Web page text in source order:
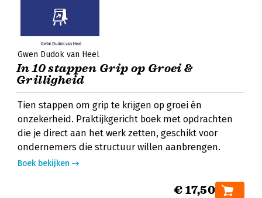
Gwen Dudok van Heel
In 10 stappen Grip op Groei &
Grilligheid
Tien stappen om grip te krijgen op groei én
onzekerheid. Praktijkgericht boek met opdrachten
die je direct aan het werk zetten, geschikt voor
ondernemers die structuur willen aanbrengen.
Boek bekijken
€ 17,50